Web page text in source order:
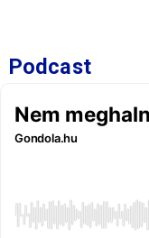
Podcast